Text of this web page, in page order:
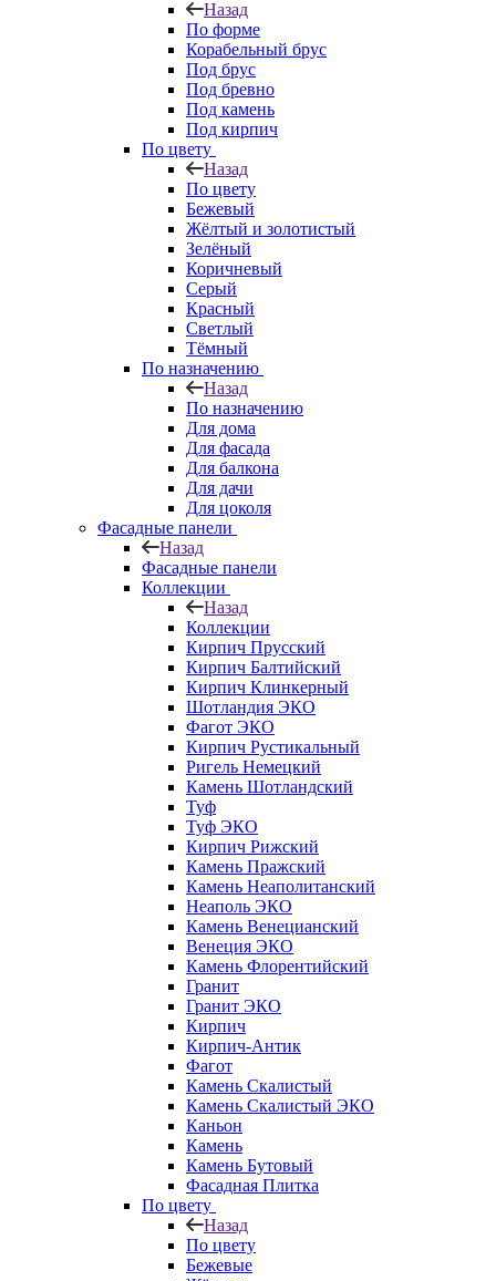
Назад
По форме
Корабельный брус
Под брус
Под бревно
Под камень
Под кирпич
По цвету
Назад
По цвету
Бежевый
Жёлтый и золотистый
Зелёный
Коричневый
Серый
Красный
Светлый
Тёмный
По назначению
Назад
По назначению
Для дома
Для фасада
Для балкона
Для дачи
Для цоколя
Фасадные панели
Назад
Фасадные панели
Коллекции
Назад
Коллекции
Кирпич Прусский
Кирпич Балтийский
Кирпич Клинкерный
Шотландия ЭКО
Фагот ЭКО
Кирпич Рустикальный
Ригель Немецкий
Камень Шотландский
Туф
Туф ЭКО
Кирпич Рижский
Камень Пражский
Камень Неаполитанский
Неаполь ЭКО
Камень Венецианский
Венеция ЭКО
Камень Флорентийский
Гранит
Гранит ЭКО
Кирпич
Кирпич-Антик
Фагот
Камень Скалистый
Камень Скалистый ЭКО
Каньон
Камень
Камень Бутовый
Фасадная Плитка
По цвету
Назад
По цвету
Бежевые